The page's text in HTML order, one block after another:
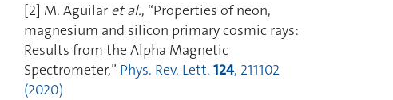
[2] M. Aguilar et al., “Properties of neon,
magnesium and silicon primary cosmic rays:
Results from the Alpha Magnetic
Spectrometer,” Phys. Rev. Lett. 124, 211102
(2020)